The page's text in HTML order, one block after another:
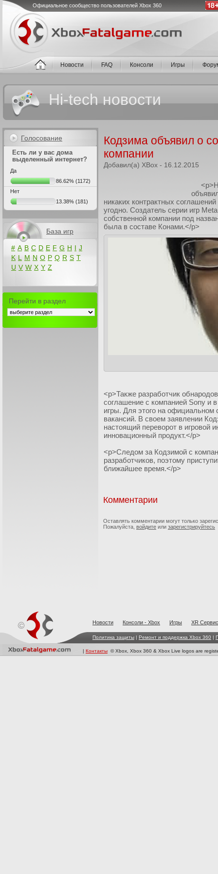
Официальное сообщество пользователей Xbox 360
Новости FAQ Консоли Игры
Hi-tech новости
Голосование
Есть ли у вас дома
выделенный интернет?
Да
86.62% (1172)
Нет
13.38% (181)
База игр
# A B C D E F G H I J
K L M N O P Q R S T
U V W X Y Z
Перейти в раздел
Кодзима объявил о
компании
Добавил(а) XBox - 16.12.2015
никаких контрактных
угодно. Создатель серии игр
собственной компании под
была в составе Конами.</p>
<p>Также разработчик
соглашение с компанией Sony и
игры. Для этого на официальном
вакансий. В своем заявлении
настоящий переворот в игровой
инновационный продукт.</p>
<p>Следом за Кодзимой с
разработчиков, поэтому
ближайшее время.</p>
Комментарии
Оставлять комментарии могут только
Пожалуйста, войдите или зарегистрируйтесь
Новости Консоли - Xbox Игры XR
Политика защиты | Ремонт и поддержка Xbox 360 |
| Контакты © Xbox, Xbox 360 & Xbox Live logos are